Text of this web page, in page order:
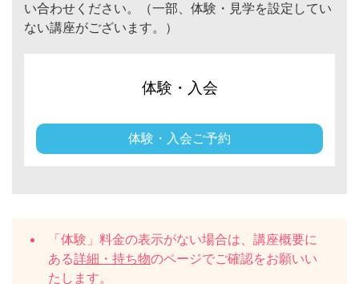
い合わせください。（一部、体験・見学を設定してい
ない講座がございます。）
体験・入会
体験・入会ご予約
「体験」料金の表示がない場合は、講座概要に
ある詳細・持ち物のページでご確認をお願いい
たします。